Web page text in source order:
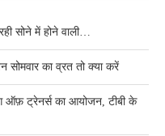
सोने में होने वाली…
सोमवार का व्रत तो क्या करें
ऑफ़ ट्रेनर्स का आयोजन, टीबी के